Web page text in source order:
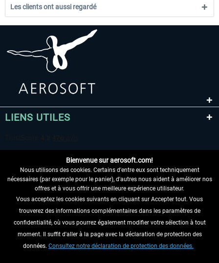
Les clients ont aussi regardé
LIENS UTILES
RENONCER AU CONTRAT ICI
INFORMATIONS
NE MANQUEZ PAS LES DERNIÈRES
Bienvenue sur aerosoft.com!
Nous utilisons des cookies. Certains d'entre eux sont techniquement
nécessaires (par exemple pour le panier), d'autres nous aident à améliorer nos
offres et à vous offrir une meilleure expérience utilisateur.
Vous acceptez les cookies suivants en cliquant sur Accepter tout. Vous
trouverez des informations complémentaires dans les paramètres de
confidentialité, où vous pourrez également modifier votre sélection à tout
moment. Il suffit d'aller à la page avec la déclaration de protection des
données. Consultez notre déclaration de protection des données.